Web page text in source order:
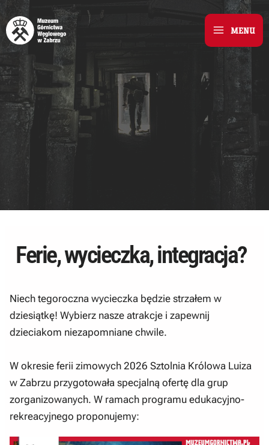
to
content
Main
MENU
Ferie, wycieczka, integracja?
Niech tegoroczna wycieczka będzie strzałem w
dziesiątkę! Wybierz nasze atrakcje i zapewnij
dzieciakom niezapomniane chwile.
W okresie ferii zimowych 2026 Sztolnia Królowa Luiza
w Zabrzu przygotowała specjalną ofertę dla grup
zorganizowanych. W ramach programu edukacyjno-
rekreacyjnego proponujemy: